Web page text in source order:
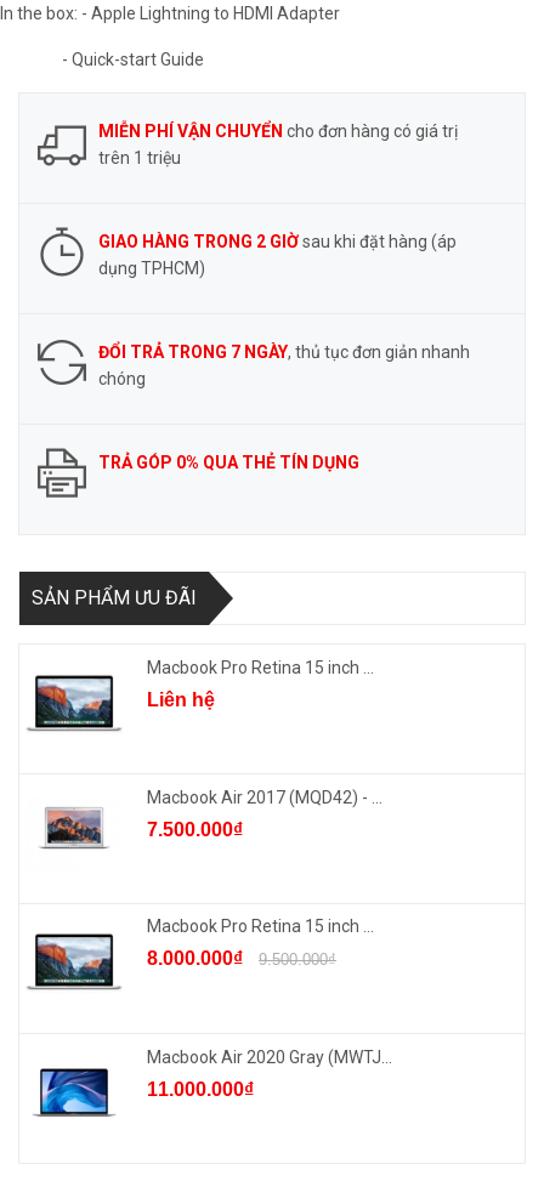
In the box: - Apple Lightning to HDMI Adapter
- Quick-start Guide
MIỄN PHÍ VẬN CHUYỂN cho đơn hàng có giá trị
trên 1 triệu
GIAO HÀNG TRONG 2 GIỜsau khi đặt hàng (áp
dụng TPHCM)
ĐỔI TRẢ TRONG 7 NGÀY, thủ tục đơn giản nhanh
chóng
TRẢ GÓP 0% QUA THẺ TÍN DỤNG
SẢN PHẨM ƯU ĐÃI
Macbook Pro Retina 15 inch ...
Liên hệ
Macbook Air 2017 (MQD42) - ...
7.500.000₫
Macbook Pro Retina 15 inch ...
8.000.000₫ 9.500.000₫
Macbook Air 2020 Gray (MWTJ...
11.000.000₫